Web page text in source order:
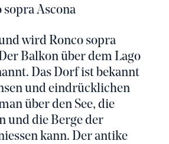
Ascona
wird Ronco sopra
Balkon über dem Lago
Das Dorf ist bekannt
und eindrücklichen
über den See, die
und die Berge der
kann. Der antike